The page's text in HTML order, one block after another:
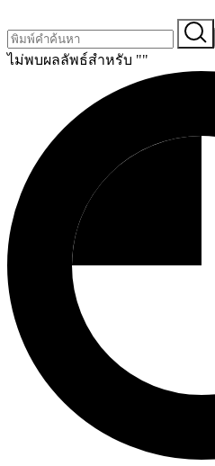
ไม่พบผลลัพธ์สำหรับ ""